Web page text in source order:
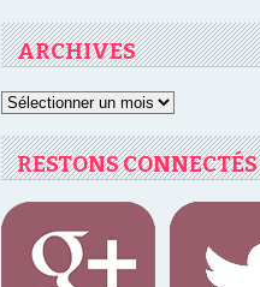
ARCHIVES
Archives
RESTONS CONNECTÉS